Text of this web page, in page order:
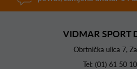
VIDMAR SPORT
Obrtnička ulica 7,
Tel: (01) 61 50